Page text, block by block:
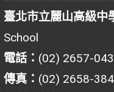
臺北市立麗山高級中
School
電話： (02) 2657-
傳真： (02) 2658-